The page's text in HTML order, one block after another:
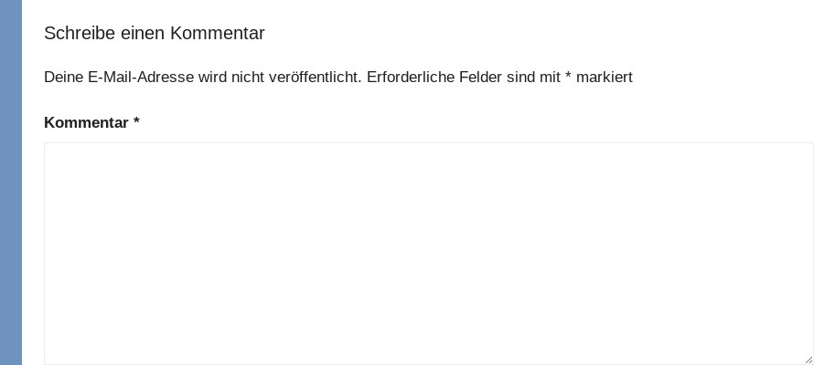
Schreibe einen Kommentar
Deine E-Mail-Adresse wird nicht veröffentlicht. Erforderliche Felder sind mit * markiert
Kommentar *